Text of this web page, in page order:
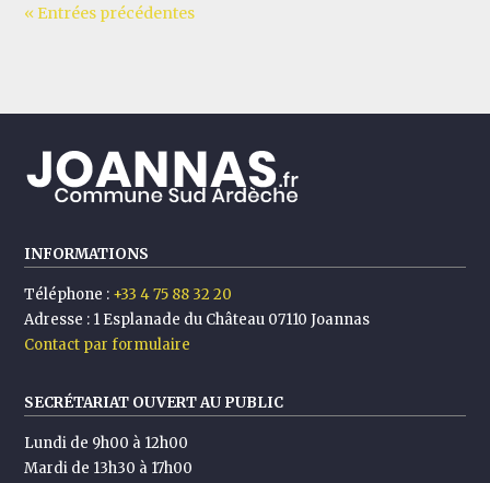
« Entrées précédentes
INFORMATIONS
Téléphone : +33 4 75 88 32 20
Adresse : 1 Esplanade du Château 07110 Joannas
Contact par formulaire
SECRÉTARIAT OUVERT AU PUBLIC
Lundi de 9h00 à 12h00
Mardi de 13h30 à 17h00